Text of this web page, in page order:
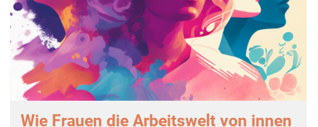
Wie Frauen die Arbeitswelt von innen